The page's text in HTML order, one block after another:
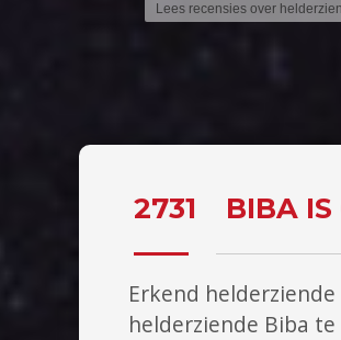
Lees recensies over
2731 BIBA IS
Erkend
helderziende Biba